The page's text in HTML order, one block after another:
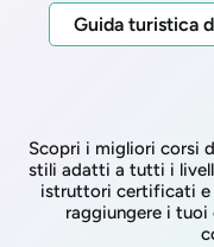
Guida turistica
Scopri i migliori corsi
stili adatti a tutti i
istruttori certificati e
raggiungere i